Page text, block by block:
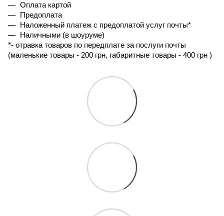
Оплата картой
Предоплата
Наложенный платеж с предоплатой услуг почты*
Наличными (в шоуруме)
*- отравка товаров по передплате за послуги почты
(маленькие товары - 200 грн, габаритные товары - 400 грн )